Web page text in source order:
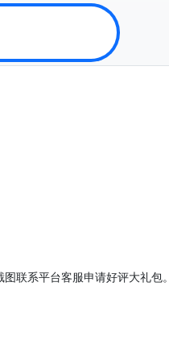
图联系平台客服申请好评大礼包。